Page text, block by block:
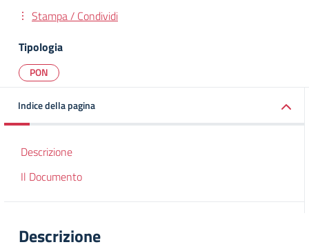
Stampa / Condividi
Tipologia
PON
Indice della pagina
Descrizione
Il Documento
Descrizione